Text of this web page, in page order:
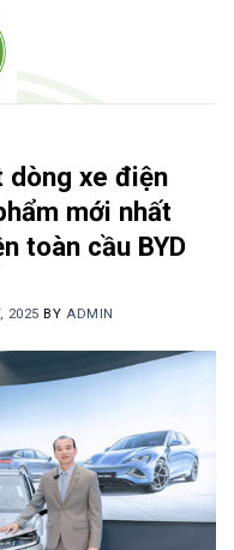
dòng xe điện
mới nhất
toàn cầu BYD
2025 BY ADMIN